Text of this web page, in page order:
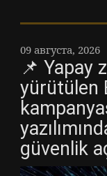
09 августа, 2026
📌 Yapay
yürütülen
güvenlik